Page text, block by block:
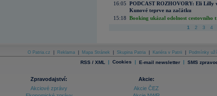
16:05 PODCAST ROZHOVORY: Eli Lilly
Kunové teprve na začátku
15:18 Booking ukázal odolnost cestovního
1 2 3 4
O Patria.cz Reklama Mapa Stránek Skupina Patria Kariéra v Patrii Podmínky
RSS / XML | Cookies | E-mail newsletter | SMS
Zpravodajství:
Akciové zprávy
Akcie:
Akcie ČEZ